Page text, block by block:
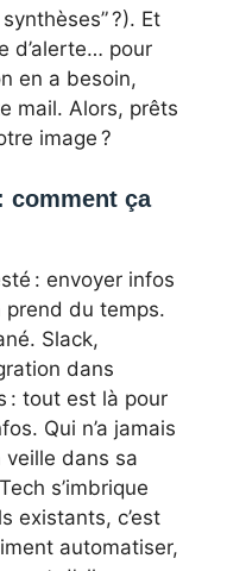
?). Et
d’alerte… pour
en a besoin,
mail. Alors, prêts
image ?
comment ça
: envoyer infos
prend du temps.
Slack,
dans
: tout est là pour
Qui n’a jamais
dans sa
s’imbrique
existants, c’est
automatiser,